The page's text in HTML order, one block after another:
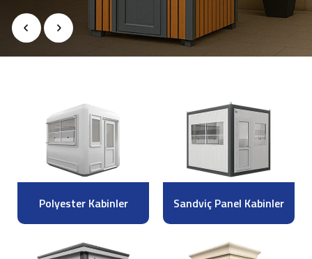
Polyester Kabinler Sandviç Panel Kabinler